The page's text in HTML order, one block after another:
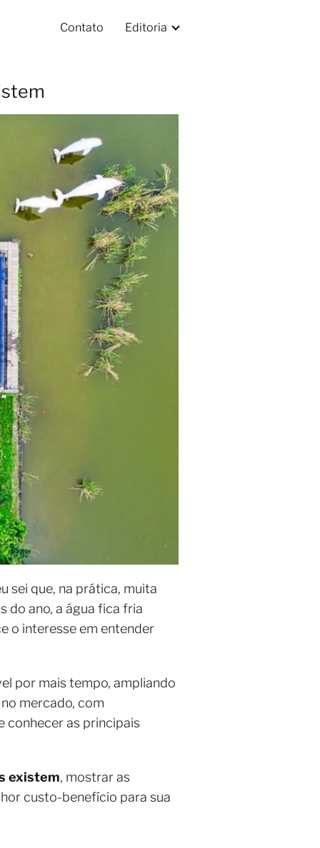
Contato Editoria
sei que, na prática, muita
do ano, a água fica fria
o interesse em entender
por mais tempo, ampliando
mercado, com
conhecer as principais
existem, mostrar as
custo-benefício para sua